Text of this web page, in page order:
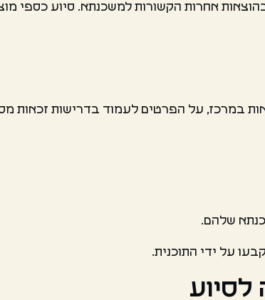
אחרות הקשורות למשכנתא. סיוע כספי
במרכז, על הפרטים לעמוד בדרישות זכאות
שלהם.
על ידי התוכנית.
לסיוע